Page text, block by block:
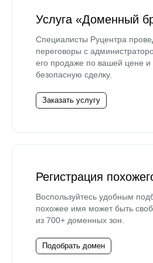
Услуга «Доменный
Специалисты Руцентра
переговоры с
его продаже по вашей цене и
безопасную сделку.
Заказать услугу
Регистрация
Воспользуйтесь удобным
похожее имя может быть
из 700+ доменных зон.
Подобрать домен